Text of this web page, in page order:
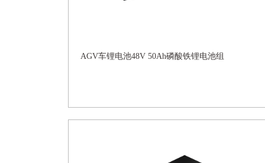
AGV车锂电池48V 50Ah磷酸铁锂电池组